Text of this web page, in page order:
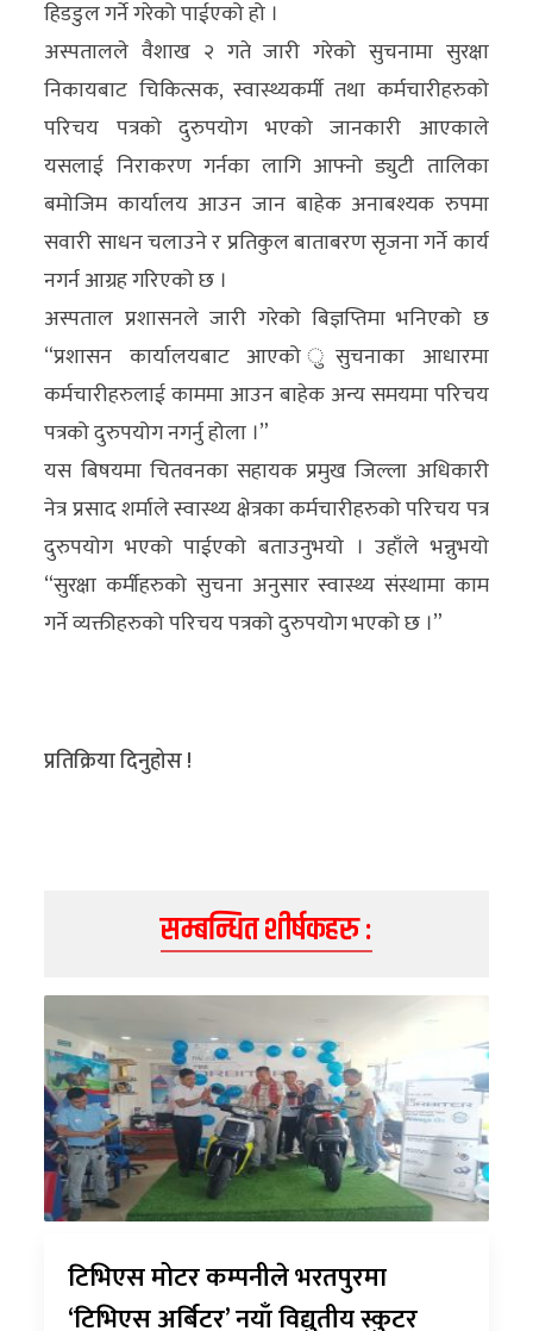
अन्य
क्लिक
खबर
विशेष
राशिफल
फोटो
ग्यालरी
भिडियो
हिडडुल गर्ने गरेको पाईएको हो ।
अस्पतालले वैशाख २ गते जारी गरेको सुचनामा सुरक्षा
निकायबाट चिकित्सक, स्वास्थ्यकर्मी तथा कर्मचारीहरुको
परिचय पत्रको दुरुपयोग भएको जानकारी आएकाले
यसलाई निराकरण गर्नका लागि आफ्नो ड्युटी तालिका
बमोजिम कार्यालय आउन जान बाहेक अनाबश्यक रुपमा
सवारी साधन चलाउने र प्रतिकुल बाताबरण सृजना गर्ने कार्य
नगर्न आग्रह गरिएको छ ।
अस्पताल प्रशासनले जारी गरेको बिज्ञप्तिमा भनिएको छ
“प्रशासन कार्यालयबाट आएको ुसुचनाका आधारमा
कर्मचारीहरुलाई काममा आउन बाहेक अन्य समयमा परिचय
पत्रको दुरुपयोग नगर्नु होला ।”
यस बिषयमा चितवनका सहायक प्रमुख जिल्ला अधिकारी
नेत्र प्रसाद शर्माले स्वास्थ्य क्षेत्रका कर्मचारीहरुको परिचय पत्र
दुरुपयोग भएको पाईएको बताउनुभयो । उहाँले भन्नुभयो
“सुरक्षा कर्मीहरुको सुचना अनुसार स्वास्थ्य संस्थामा काम
गर्ने व्यक्तीहरुको परिचय पत्रको दुरुपयोग भएको छ ।”
प्रतिक्रिया दिनुहोस !
सम्बन्धित शीर्षकहरु :
टिभिएस मोटर कम्पनीले भरतपुरमा
‘टिभिएस अर्बिटर’ नयाँ विद्युतीय स्कुटर